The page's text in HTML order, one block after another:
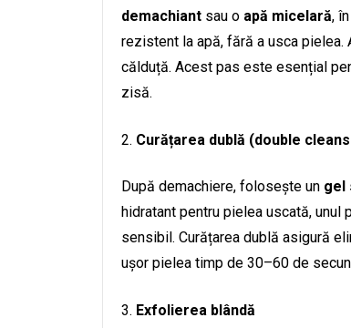
demachiant sau o apă micelară,
rezistent la apă, fără a usca pielea.
călduță. Acest pas este esențial
zisă.
Curățarea dublă (double
După demachiere, folosește un gel
hidratant pentru pielea uscată, unul
sensibil. Curățarea dublă asigură
ușor pielea timp de 30–60 de
Exfolierea blândă